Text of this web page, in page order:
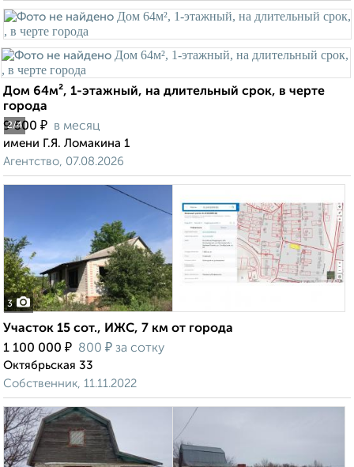
2/4
Дом 64м², 1-этажный, на длительный срок, в черте
города
9 500 ₽ в месяц
имени Г.Я. Ломакина 1
Агентство, 07.08.2026
3
Участок 15 сот., ИЖС, 7 км от города
1 100 000 ₽ 800 ₽ за сотку
Октябрьская 33
Собственник, 11.11.2022